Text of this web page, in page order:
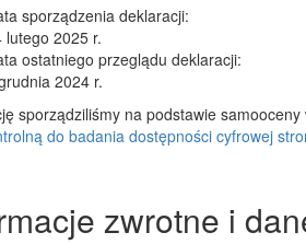
sporządzenia deklaracji:
lutego 2025 r.
ostatniego przeglądu deklaracji:
2024 r.
sporządziliśmy na podstawie samooceny
do badania dostępności cyfrowej
zwrotne i